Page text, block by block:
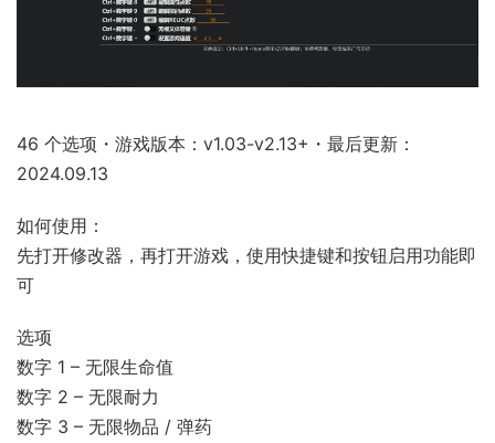
46 个选项・游戏版本：v1.03-v2.13+・最后更新：
2024.09.13
如何使用：
先打开修改器，再打开游戏，使用快捷键和按钮启用功能即
可
选项
数字 1 – 无限生命值
数字 2 – 无限耐力
数字 3 – 无限物品 / 弹药